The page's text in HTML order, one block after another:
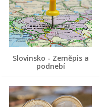
Slovinsko - Zeměpis a
podnebí